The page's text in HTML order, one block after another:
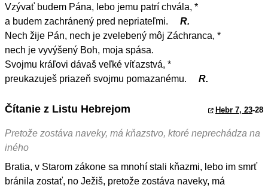
Vzývať budem Pána, lebo jemu patrí chvála, *
a budem zachránený pred nepriateľmi.
R.
Nech žije Pán, nech je zvelebený môj Záchranca, *
nech je vyvýšený Boh, moja spása.
Svojmu kráľovi dávaš veľké víťazstvá, *
preukazuješ priazeň svojmu pomazanému.
R.
Čítanie z Listu Hebrejom Hebr 7, 23-28
Pretože zostáva naveky, má kňazstvo, ktoré neprechádza na
iného
Bratia, v Starom zákone sa mnohí stali kňazmi, lebo im smrť
bránila zostať, no Ježiš, pretože zostáva naveky, má